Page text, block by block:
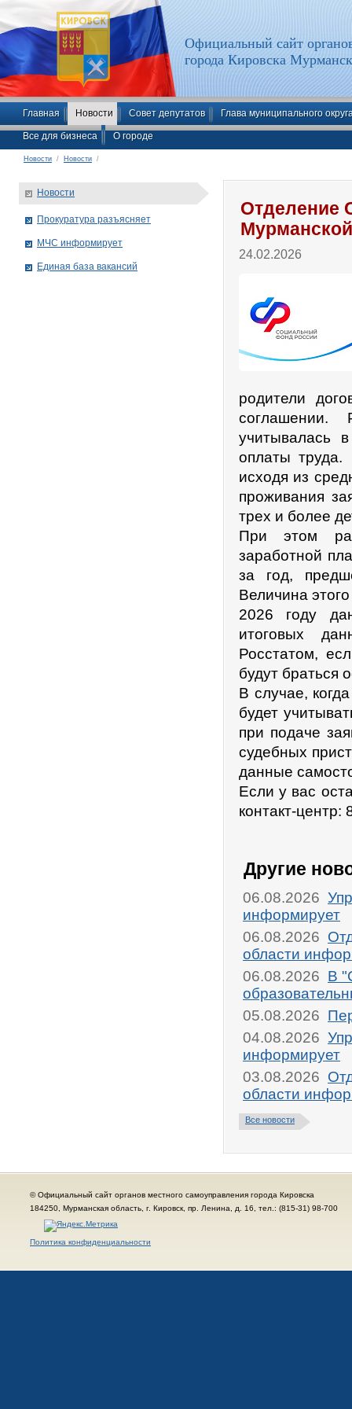
Официальный сайт
города Кировска
Главная Новости Совет депутатов Глава муниципального
Все для бизнеса О городе
Новости / Новости /
Отделение
24.02.2026
родители
соглашении.
учитывалась
оплаты труда.
исходя из
проживания
трех и более
При этом
заработной
за год,
Величина
2026 году
итоговых
Росстатом,
будут браться
В случае,
будет
при подаче
судебных
данные
Если у вас
контакт-
Другие
06.08.2026
информирует
06.08.2026
области
06.08.2026 В
05.08.2026
04.08.2026
информирует
03.08.2026
области
Все новости
Новости
Прокуратура разъясняет
МЧС информирует
Единая база вакансий
© Официальный сайт органов местного самоуправления города Кировска
184250, Мурманская область, г. Кировск, пр. Ленина, д. 16, тел.: (815-31) 98-700
Политика конфиденциальности